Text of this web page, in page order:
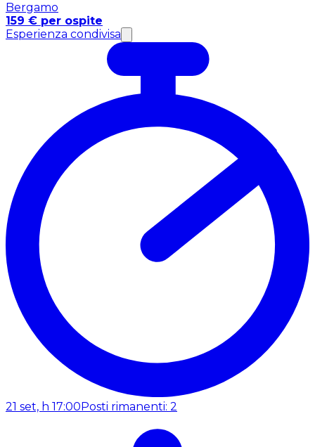
Bergamo
159 € per ospite
Esperienza condivisa
21 set, h 17:00Posti rimanenti: 2